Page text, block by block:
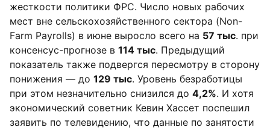
жесткости политики ФРС. Число новых рабочих
мест вне сельскохозяйственного сектора (Non-
Farm Payrolls) в июне выросло всего на 57 тыс. при
консенсус-прогнозе в 114 тыс. Предыдущий
показатель также подвергся пересмотру в сторону
понижения — до 129 тыс. Уровень безработицы
при этом незначительно снизился до 4,2%. И хотя
экономический советник Кевин Хассет поспешил
заявить по телевидению, что данные по занятости